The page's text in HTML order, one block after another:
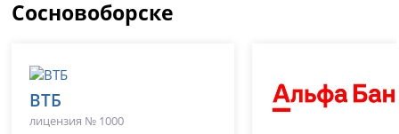
Сосновоборске
ВТБ
лицензия № 1000